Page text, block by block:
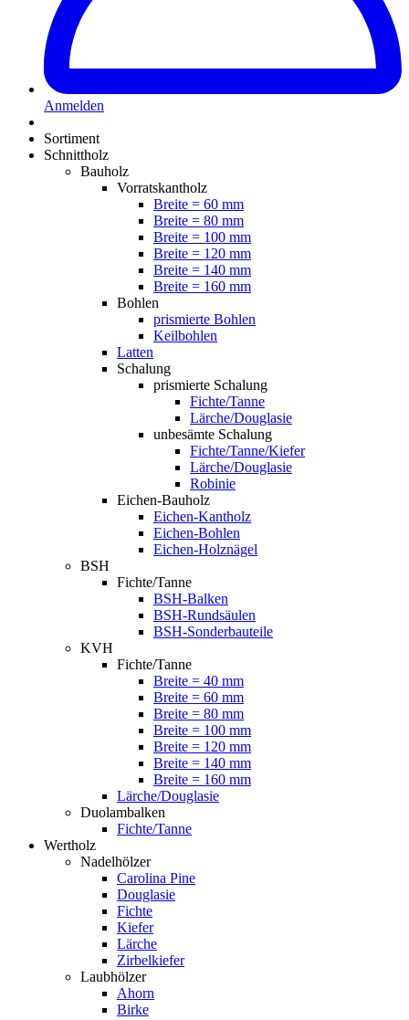
Anmelden
Sortiment
Schnittholz
Bauholz
Vorratskantholz
Breite = 60 mm
Breite = 80 mm
Breite = 100 mm
Breite = 120 mm
Breite = 140 mm
Breite = 160 mm
Bohlen
prismierte Bohlen
Keilbohlen
Latten
Schalung
prismierte Schalung
Fichte/Tanne
Lärche/Douglasie
unbesämte Schalung
Fichte/Tanne/Kiefer
Lärche/Douglasie
Robinie
Eichen-Bauholz
Eichen-Kantholz
Eichen-Bohlen
Eichen-Holznägel
BSH
Fichte/Tanne
BSH-Balken
BSH-Rundsäulen
BSH-Sonderbauteile
KVH
Fichte/Tanne
Breite = 40 mm
Breite = 60 mm
Breite = 80 mm
Breite = 100 mm
Breite = 120 mm
Breite = 140 mm
Breite = 160 mm
Lärche/Douglasie
Duolambalken
Fichte/Tanne
Wertholz
Nadelhölzer
Carolina Pine
Douglasie
Fichte
Kiefer
Lärche
Zirbelkiefer
Laubhölzer
Ahorn
Birke